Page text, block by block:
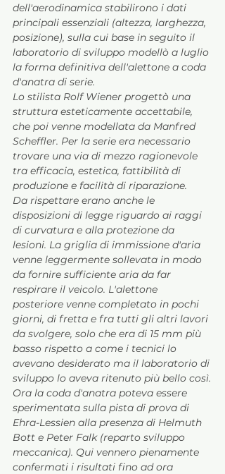
dell'aerodinamica stabilirono i dati
principali essenziali (altezza, larghezza,
posizione), sulla cui base in seguito il
laboratorio di sviluppo modellò a luglio
la forma definitiva dell'alettone a coda
d'anatra di serie.
Lo stilista Rolf Wiener progettò una
struttura esteticamente accettabile,
che poi venne modellata da Manfred
Scheffler. Per la serie era necessario
trovare una via di mezzo ragionevole
tra efficacia, estetica, fattibilità di
produzione e facilità di riparazione.
Da rispettare erano anche le
disposizioni di legge riguardo ai raggi
di curvatura e alla protezione da
lesioni. La griglia di immissione d'aria
venne leggermente sollevata in modo
da fornire sufficiente aria da far
respirare il veicolo. L'alettone
posteriore venne completato in pochi
giorni, di fretta e fra tutti gli altri lavori
da svolgere, solo che era di 15 mm più
basso rispetto a come i tecnici lo
avevano desiderato ma il laboratorio di
sviluppo lo aveva ritenuto più bello così.
Ora la coda d'anatra poteva essere
sperimentata sulla pista di prova di
Ehra-Lessien alla presenza di Helmuth
Bott e Peter Falk (reparto sviluppo
meccanica). Qui vennero pienamente
confermati i risultati fino ad ora